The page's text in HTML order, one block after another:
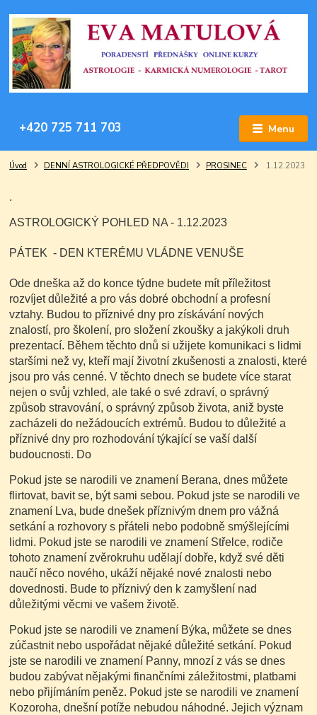
Menu
+420 725 711 703
Úvod DENNÍ ASTROLOGICKÉ PŘEDPOVĚDI PROSINEC 1.12.2023
.
ASTROLOGICKÝ POHLED NA - 1.12.2023
PÁTEK - DEN KTERÉMU VLÁDNE VENUŠE
Ode dneška až do konce týdne budete mít příležitost
rozvíjet důležité a pro vás dobré obchodní a profesní
vztahy. Budou to příznivé dny pro získávání nových
znalostí, pro školení, pro složení zkoušky a jakýkoli druh
prezentací. Během těchto dnů si užijete komunikaci s lidmi
staršími než vy, kteří mají životní zkušenosti a znalosti, které
jsou pro vás cenné. V těchto dnech se budete více starat
nejen o svůj vzhled, ale také o své zdraví, o správný
způsob stravování, o správný způsob života, aniž byste
zacházeli do nežádoucích extrémů. Budou to důležité a
příznivé dny pro rozhodování týkající se vaší další
budoucnosti. Do
Pokud jste se narodili ve znamení Berana, dnes můžete
flirtovat, bavit se, být sami sebou. Pokud jste se narodili ve
znamení Lva, bude dnešek příznivým dnem pro vážná
setkání a rozhovory s přáteli nebo podobně smýšlejícími
lidmi. Pokud jste se narodili ve znamení Střelce, rodiče
tohoto znamení zvěrokruhu udělají dobře, když své děti
naučí něco nového, ukáží nějaké nové znalosti nebo
dovednosti. Bude to příznivý den k zamyšlení nad
důležitými věcmi ve vašem životě.
Pokud jste se narodili ve znamení Býka, můžete se dnes
zúčastnit nebo uspořádat nějaké důležité setkání. Pokud
jste se narodili ve znamení Panny, mnozí z vás se dnes
budou zabývat nějakými finančními záležitostmi, platbami
nebo přijímáním peněz. Pokud jste se narodili ve znamení
Kozoroha, dnešní potíže nebudou náhodné. Jejich význam